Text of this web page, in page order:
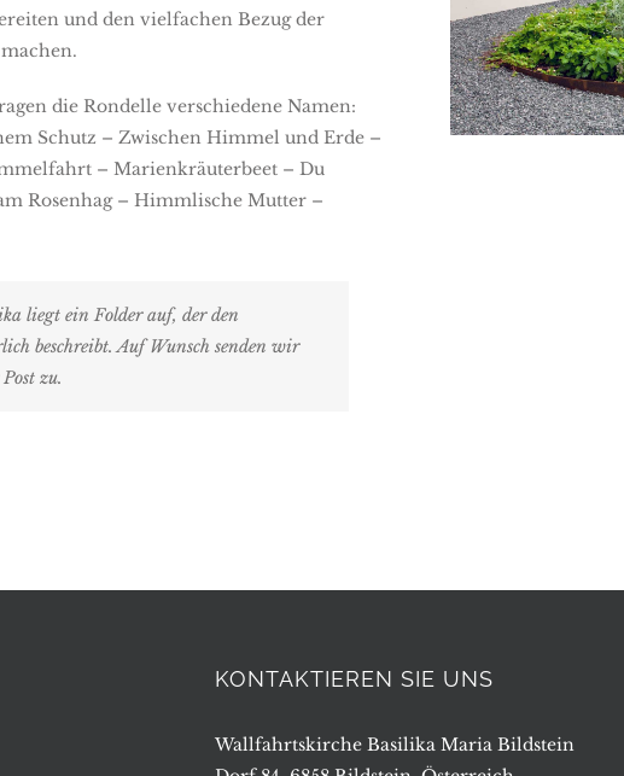
und den vielfachen Bezug der
die Rondelle verschiedene Namen:
Schutz – Zwischen Himmel und Erde –
– Marienkräuterbeet – Du
Rosenhag – Himmlische Mutter –
liegt ein Folder auf, der den
beschreibt. Auf Wunsch senden wir
zu.
KONTAKTIEREN SIE UNS
Wallfahrtskirche Basilika Maria Bildstein